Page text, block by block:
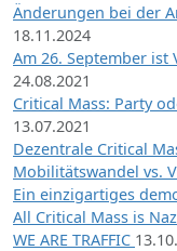
Änderungen bei der
18.11.2024
Am 26. September
24.08.2021
Critical Mass: Party
13.07.2021
Dezentrale Critical
Mobilitätswandel vs.
Ein einzigartiges
All Critical Mass is
WE ARE TRAFFIC